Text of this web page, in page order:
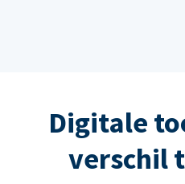
Digitale
verschil